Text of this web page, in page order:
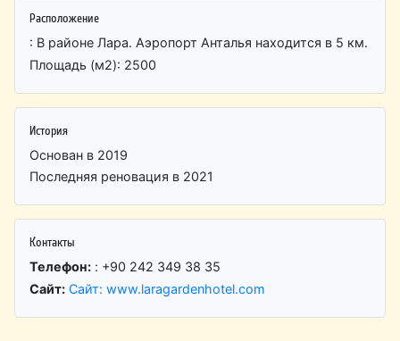
Расположение
: В районе Лара. Аэропорт Анталья находится в 5 км.
Площадь (м2): 2500
История
Основан в 2019
Последняя реновация в 2021
Контакты
Телефон: : +90 242 349 38 35
Сайт: Сайт: www.laragardenhotel.com